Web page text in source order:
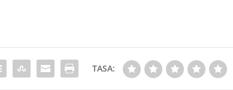
TASA: